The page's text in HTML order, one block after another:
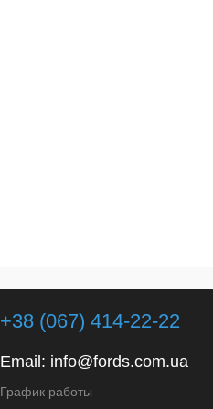
+38 (067) 414-22-22
Email: info@fords.com.ua
График работы